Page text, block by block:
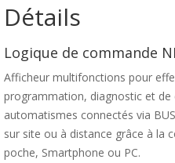
Détails
Logique de commande
Afficheur multifonctions pour
programmation, diagnostic et
automatismes connectés via
sur site ou à distance grâce à la
poche, Smartphone ou PC.